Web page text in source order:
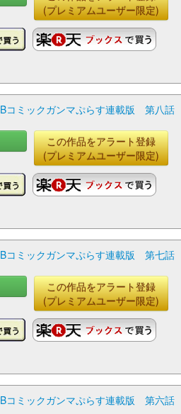
(プレミアムユーザー限定)
コミックガンマぷらす連載版 第八話
この作品をアラート登録
(プレミアムユーザー限定)
コミックガンマぷらす連載版 第七話
この作品をアラート登録
(プレミアムユーザー限定)
コミックガンマぷらす連載版 第六話